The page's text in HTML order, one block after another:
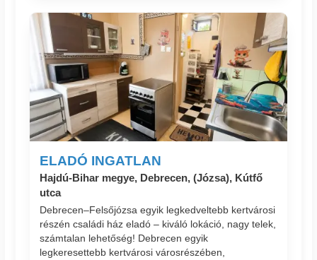
ELADÓ INGATLAN
Hajdú-Bihar megye, Debrecen, (Józsa), Kútfő
utca
Debrecen–Felsőjózsa egyik legkedveltebb kertvárosi
részén családi ház eladó – kiváló lokáció, nagy telek,
számtalan lehetőség! Debrecen egyik
legkeresettebb kertvárosi városrészében,